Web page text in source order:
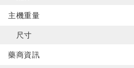
主機重量
尺寸
藥商資訊